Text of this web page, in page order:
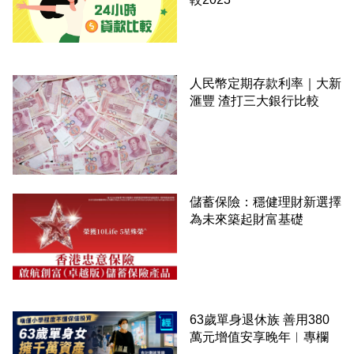
人民幣定期存款利率｜大新
滙豐 渣打三大銀行比較
儲蓄保險：穩健理財新選擇
為未來築起財富基礎
63歲單身退休族 善用380
萬元增值安享晚年︳專欄